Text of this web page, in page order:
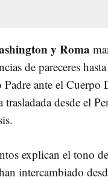
y Roma
de pareceres
Padre ante el Cuerpo
trasladada desde el
explican el tono
intercambiado